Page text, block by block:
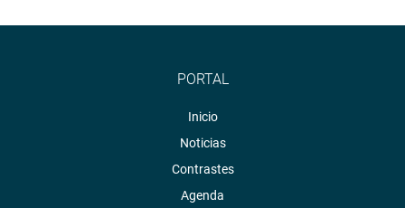
PORTAL
Inicio
Noticias
Contrastes
Agenda